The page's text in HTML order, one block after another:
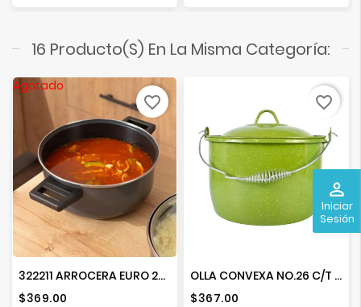
perm_identity
Iniciar
Sesión
16 Producto(s) En La Misma Categoría:
Agotado
322211 ARROCERA EURO 24 DURAMAX NEGRO C/ANTIA. T/V
Precio
$369.00
favorite_border
OLLA CONVEXA NO.26 C/T VERDE JASPEADO
Precio
$367.00
favorite_border